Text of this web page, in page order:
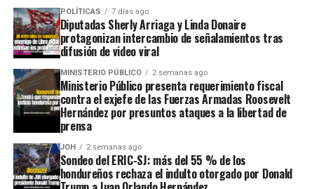
POLÍTICAS 7 días ago
Diputadas Sherly Arriaga y Linda Donaire
protagonizan intercambio de señalamientos tras
difusión de video viral
MINISTERIO PÚBLICO 2 semanas ago
Ministerio Público presenta requerimiento fiscal
contra el exjefe de las Fuerzas Armadas Roosevelt
Hernández por presuntos ataques a la libertad de
prensa
JOH 2 semanas ago
Sondeo del ERIC-SJ: más del 55 % de los
hondureños rechaza el indulto otorgado por Donald